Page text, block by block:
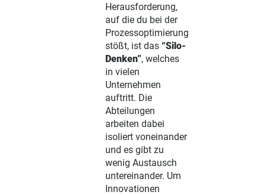
Herausforderung,
auf die du bei der
Prozessoptimierung
stößt, ist das “Silo-
Denken”, welches
in vielen
Unternehmen
auftritt. Die
Abteilungen
arbeiten dabei
isoliert voneinander
und es gibt zu
wenig Austausch
untereinander. Um
Innovationen